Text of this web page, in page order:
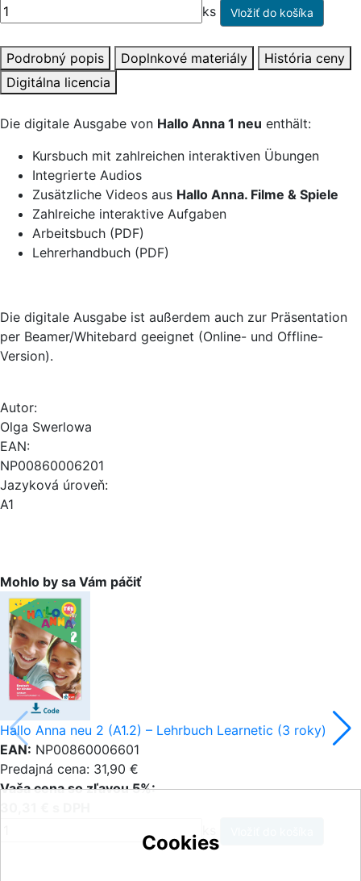
ks
Podrobný popis Doplnkové materiály
História ceny
Digitálna licencia
Die digitale Ausgabe von Hallo Anna 1 neu enthält:
Kursbuch mit zahlreichen interaktiven Übungen
Integrierte Audios
Zusätzliche Videos aus Hallo Anna. Filme & Spiele
Zahlreiche interaktive Aufgaben
Arbeitsbuch (PDF)
Lehrerhandbuch (PDF)
Die digitale Ausgabe ist außerdem auch zur Präsentation
per Beamer/Whitebard geeignet (Online- und Offline-
Version).
Autor:
Olga Swerlowa
EAN:
NP00860006201
Jazyková úroveň:
A1
Mohlo by sa Vám páčiť
Hallo Anna neu 2 (A1.2) – Lehrbuch Learnetic (3 roky)
EAN: NP00860006601
Predajná cena: 31,90 €
Vaša cena so zľavou 5%:
Cookies